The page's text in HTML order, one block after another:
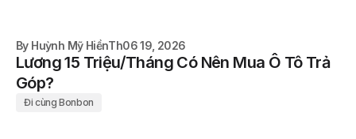
By Huỳnh Mỹ HiềnTh06 19, 2026
Lương 15 Triệu/Tháng Có Nên Mua Ô Tô Trả
Góp?
Đi cùng Bonbon